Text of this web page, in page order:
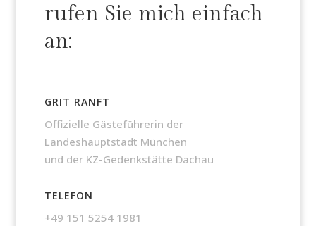
rufen Sie mich einfach
an:
GRIT RANFT
Offizielle Gästeführerin der
Landeshauptstadt München
und der KZ-Gedenkstätte Dachau
TELEFON
+49 151 5254 1981